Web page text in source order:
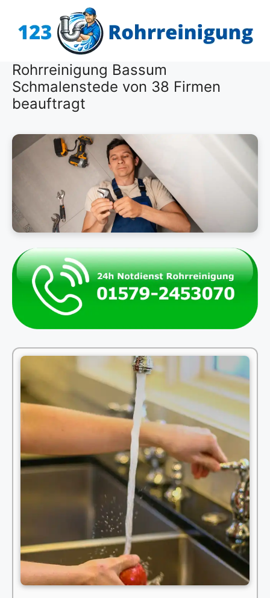
Inhalt
Rohrreinigung Bassum
Schmalenstede von 38 Firmen
beauftragt